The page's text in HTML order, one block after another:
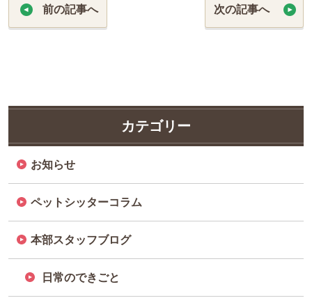
前の記事へ 次の記事へ
カテゴリー
お知らせ
ペットシッターコラム
本部スタッフブログ
日常のできごと